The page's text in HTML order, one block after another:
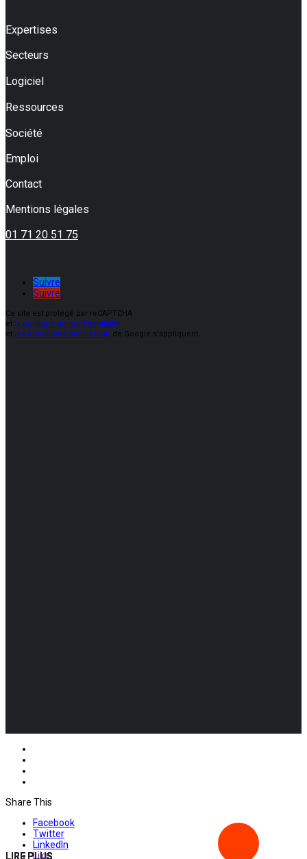
LIRE PLUS
LIRE PLUS
LIRE PLUS
Expertises
Secteurs
Logiciel
Ressources
Société
Emploi
Contact
Mentions légales
01 71 20 51 75
Suivre
Suivre
Ce site est protégé par reCAPTCHA
et la politique de confidentialité
et les conditions d'utilisation de Google s'appliquent.
Share This
Facebook
Twitter
LinkedIn
Like